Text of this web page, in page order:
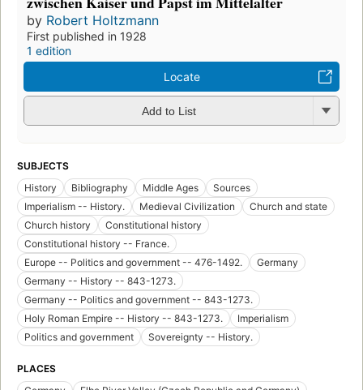
by Robert Holtzmann
First published in 1928
1 edition
Locate
Add to List
SUBJECTS
History
Bibliography Middle Ages
Sources
Imperialism -- History.
Medieval Civilization
Church and state
Church history
Constitutional history
Constitutional history -- France.
Europe -- Politics and government -- 476-1492.
Germany
Germany -- History -- 843-1273.
Germany -- Politics and government -- 843-1273.
Holy Roman Empire -- History -- 843-1273.
Imperialism
Politics and government
Sovereignty -- History.
PLACES